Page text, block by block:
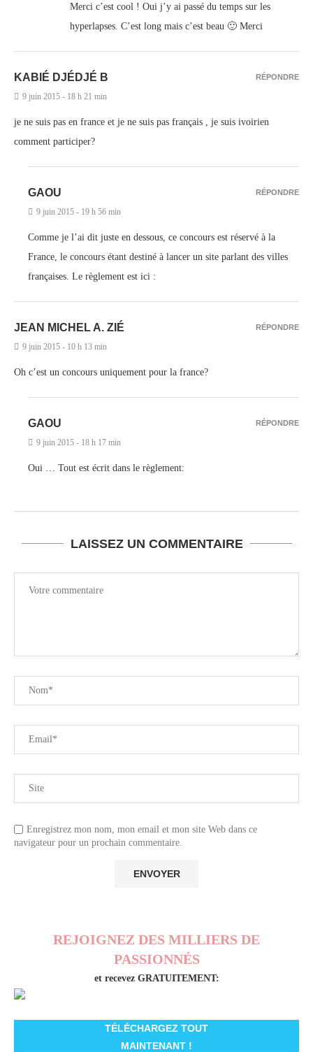
Merci c’est cool ! Oui j’y ai passé du temps sur les
hyperlapses. C’est long mais c’est beau 🙂 Merci
KABIÉ DJÉDJÉ B
9 juin 2015 - 18 h 21 min
je ne suis pas en france et je ne suis pas français , je suis ivoirien
comment participer?
RÉPONDRE
GAOU
9 juin 2015 - 19 h 56 min
Comme je l’ai dit juste en dessous, ce concours est réservé à la
France, le concours étant destiné à lancer un site parlant des villes
françaises. Le règlement est ici :
RÉPONDRE
JEAN MICHEL A. ZIÉ
9 juin 2015 - 10 h 13 min
Oh c’est un concours uniquement pour la france?
RÉPONDRE
GAOU
9 juin 2015 - 18 h 17 min
Oui … Tout est écrit dans le règlement:
RÉPONDRE
LAISSEZ UN COMMENTAIRE
Enregistrez mon nom, mon email et mon site Web dans ce
navigateur pour un prochain commentaire.
REJOIGNEZ DES MILLIERS DE
PASSIONNÉS
et recevez GRATUITEMENT:
TÉLÉCHARGEZ TOUT
MAINTENANT !